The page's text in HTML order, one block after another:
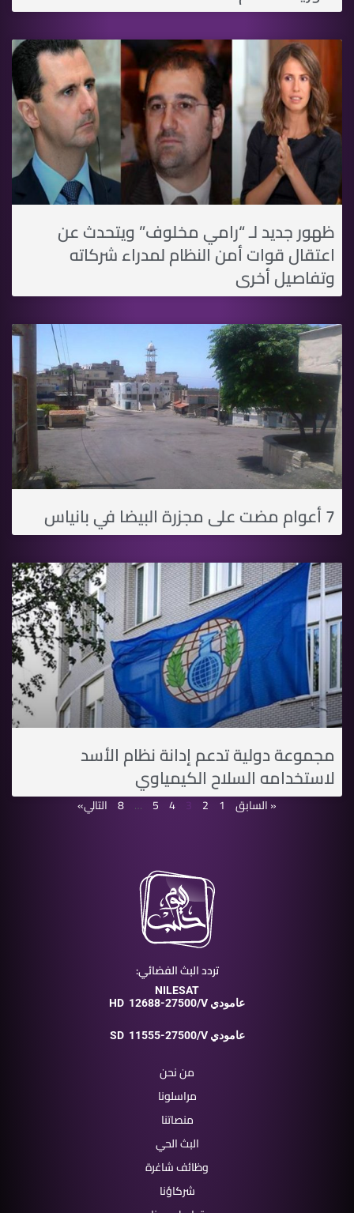
ظهور جديد لـ “رامي مخلوف” ويتحدث عن
اعتقال قوات أمن النظام لمدراء شركاته
وتفاصيل أخرى
7 أعوام مضت على مجزرة البيضا في بانياس
مجموعة دولية تدعم إدانة نظام الأسد
لاستخدامه السلاح الكيمياوي
« السابق 1
2
3
4
5
…
8 التالي»
تردد البث الفضائي:
NILESAT
HD
12688-27500/V عامودي
SD 11555-27500/V عامودي
من نحن
مراسلونا
منصاتنا
البث الحي
وظائف شاغرة
شركاؤنا